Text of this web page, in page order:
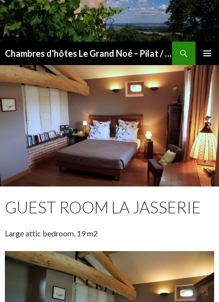
Chambres d'hôtes Le Grand Noé – Pilat / Vallée du Rhône
MENU
TO
CONTENT
GUEST ROOM LA JASSERIE
Large attic bedroom, 19 m2